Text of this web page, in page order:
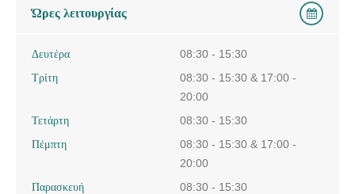
Ώρες λειτουργίας
Δευτέρα
08:30 - 15:30
Τρίτη
08:30 - 15:30 & 17:00 -
20:00
Τετάρτη
08:30 - 15:30
Πέμπτη
08:30 - 15:30 & 17:00 -
20:00
Παρασκευή
08:30 - 15:30